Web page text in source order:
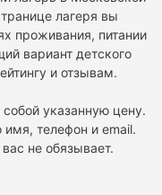
лагеря вы
проживания, питании
вариант детского
и отзывам.
собой указанную цену.
имя, телефон и email.
не обязывает.